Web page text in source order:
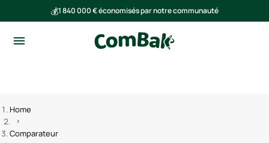
💰1 840 000 € économisés par notre communauté
Home
Comparateur